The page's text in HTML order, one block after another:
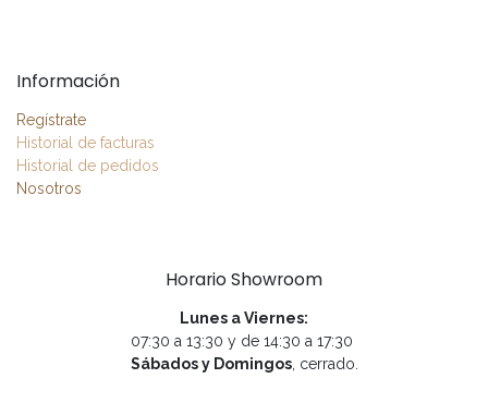
Información
Regístrate
Historial de facturas
Historial de pedidos
Nosotros
Horario Showroom
Lunes a Viernes:
07:30 a 13:30 y de 14:30 a 17:30
Sábados y Domingos, cerrado.